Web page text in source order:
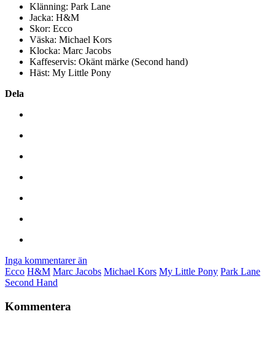
Klänning: Park Lane
Jacka: H&M
Skor: Ecco
Väska: Michael Kors
Klocka: Marc Jacobs
Kaffeservis: Okänt märke (Second hand)
Häst: My Little Pony
Dela
Inga kommentarer än
Ecco H&M Marc Jacobs Michael Kors My Little Pony Park Lane
Second Hand
Kommentera